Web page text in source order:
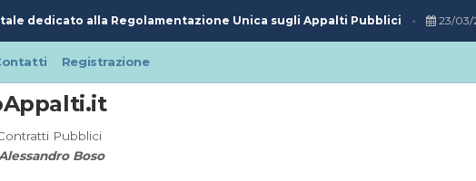
dedicato alla Regolamentazione Unica sugli Appalti Pubblici 23/03/
Registrazione
Pubblici
Alessandro Boso